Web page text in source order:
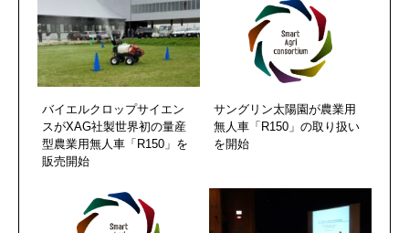
バイエルクロップサイエン
スがXAG社製世界初の量産
型農業用無人車「R150」を
販売開始
サングリン太陽園が農業用
無人車「R150」の取り扱い
を開始